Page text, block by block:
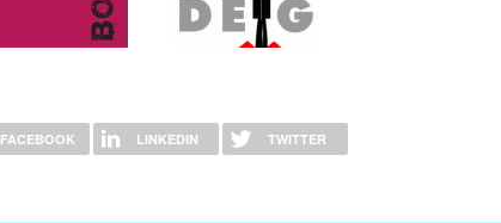
FACEBOOK LINKEDIN TWITTER